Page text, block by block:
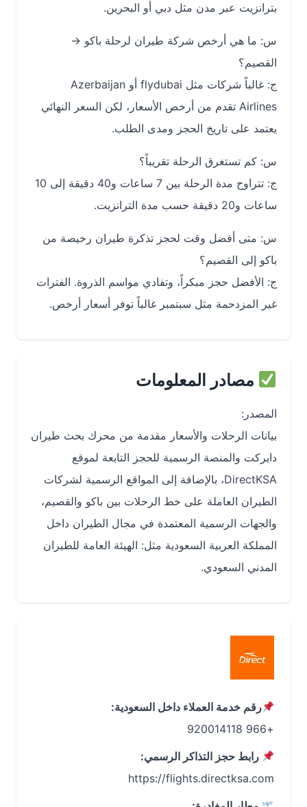
بترانزيت عبر مدن مثل دبي أو البحرين.
س: ما هي أرخص شركة طيران لرحلة باكو →
القصيم؟
ج: غالباً شركات مثل flydubai أو Azerbaijan
Airlines تقدم من أرخص الأسعار، لكن السعر النهائي
يعتمد على تاريخ الحجز ومدى الطلب.
س: كم تستغرق الرحلة تقريباً؟
ج: تتراوح مدة الرحلة بين 7 ساعات و40 دقيقة إلى 10
ساعات و20 دقيقة حسب مدة الترانزيت.
س: متى أفضل وقت لحجز تذكرة طيران رخيصة من
باكو إلى القصيم؟
ج: الأفضل حجز مبكراً، وتفادي مواسم الذروة. الفترات
غير المزدحمة مثل سبتمبر غالباً توفر أسعار أرخص.
مصادر المعلومات
المصدر:
بيانات الرحلات والأسعار مقدمة من محرك بحث طيران
دايركت والمنصة الرسمية للحجز التابعة لموقع
DirectKSA، بالإضافة إلى المواقع الرسمية لشركات
الطيران العاملة على خط الرحلات بين باكو والقصيم،
والجهات الرسمية المعتمدة في مجال الطيران داخل
المملكة العربية السعودية مثل: الهيئة العامة للطيران
المدني السعودي.
رقم خدمة العملاء داخل السعودية:
رابط حجز التذاكر الرسمي:
https://flights.directksa.com